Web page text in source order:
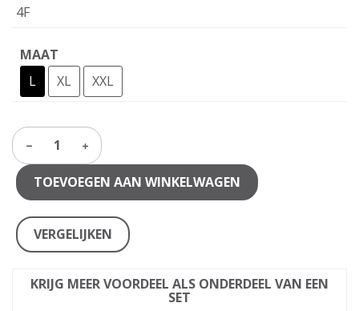
4F
MAAT
L
XL XXL
1
TOEVOEGEN AAN WINKELWAGEN
VERGELIJKEN
KRIJG MEER VOORDEEL ALS ONDERDEEL VAN EEN
SET